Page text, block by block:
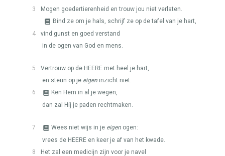
3
Mogen goedertierenheid en trouw jou niet verlaten.
Bind ze om je hals, schrijf ze op de tafel van je hart,
4
vind gunst en goed verstand
in de ogen van God en mens.
5 Vertrouw op de HEERE met heel je hart,
en steun op je eigen inzicht niet.
6
Ken Hem in al je wegen,
dan zal Híj je paden rechtmaken.
7 Wees niet wijs in je eigen ogen:
vrees de HEERE en keer je af van het kwade.
8
Het zal een medicijn zijn voor je navel